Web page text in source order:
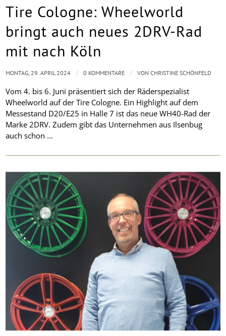
Tire Cologne: Wheelworld
bringt auch neues 2DRV-Rad
mit nach Köln
Vom 4. bis 6. Juni präsentiert sich der Räderspezialist
Wheelworld auf der Tire Cologne. Ein Highlight auf dem
Messestand D20/E25 in Halle 7 ist das neue WH40-Rad der
Marke 2DRV. Zudem gibt das Unternehmen aus Ilsenbug
auch schon …
MONTAG, 29. APRIL 2024 / 0 KOMMENTARE / VONCHRISTINE SCHÖNFELD